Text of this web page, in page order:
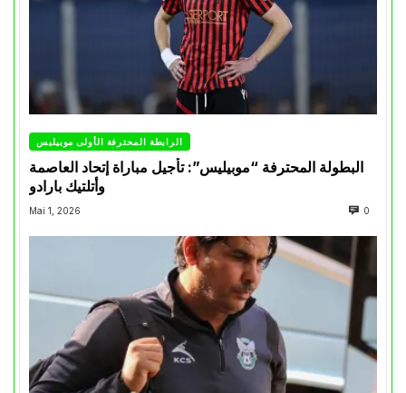
الرابطة المحترفة الأولى موبيليس
البطولة المحترفة “موبيليس”: تأجيل مباراة إتحاد العاصمة
وأتلتيك بارادو
Mai 1, 2026 0